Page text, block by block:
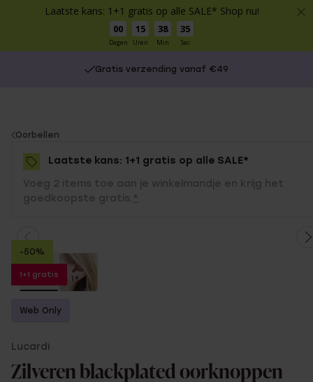
Laatste kans: 1+1 gratis op alle SALE* Shop nu!
00
Dagen
15
Uren
38
Min
35
Sec
Gratis verzending vanaf €49
You
are
here:
Oorbellen
Laatste kans: 1+1 gratis op alle SALE*
Voeg 2 items toe aan je winkelmandje en krijg het
goedkoopste gratis. *
-50%
1+1 gratis
Web Only
Lucardi
Zilveren blackplated oorknoppen